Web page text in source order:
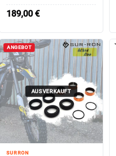
189,00€
ANGEBOT
AUSVERKAUFT
SURRON